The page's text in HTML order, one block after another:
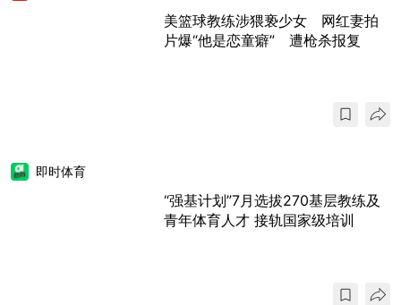
美篮球教练涉猥亵少女 网红妻拍
片爆“他是恋童癖” 遭枪杀报复
即时体育
“强基计划”7月选拔270基层教练及
青年体育人才 接轨国家级培训